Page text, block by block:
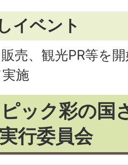
イベント
売、観光PR等を
施
ック彩の国
行委員会